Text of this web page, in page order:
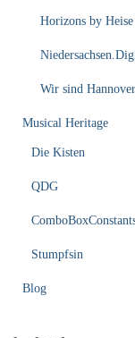
Horizons by Heise
Wir sind
Musical Heritage
Die Kisten
QDG
Stumpfsin
Blog